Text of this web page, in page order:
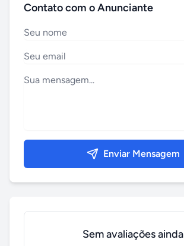
Contato com o Anunciante
Enviar Mensagem
Sem avaliações ainda